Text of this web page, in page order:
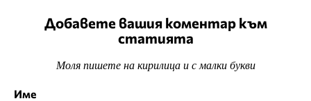
Добавете вашия коментар към
статията
Моля пишете на кирилица и с малки букви
Име